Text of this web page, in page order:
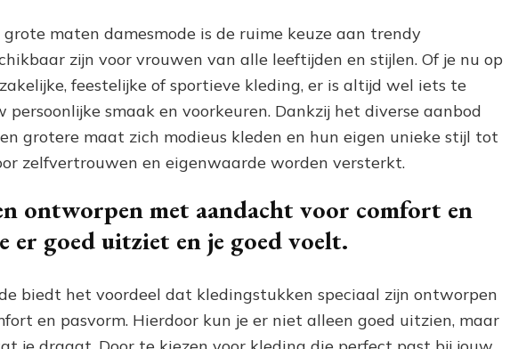
maten damesmode is de ruime keuze aan trendy
zijn voor vrouwen van alle leeftijden en stijlen. Of je nu op
feestelijke of sportieve kleding, er is altijd wel iets te
smaak en voorkeuren. Dankzij het diverse aanbod
grotere maat zich modieus kleden en hun eigen unieke stijl tot
zelfvertrouwen en eigenwaarde worden versterkt.
ontworpen met aandacht voor comfort en
er goed uitziet en je goed voelt.
biedt het voordeel dat kledingstukken speciaal zijn ontworpen
en pasvorm. Hierdoor kun je er niet alleen goed uitzien, maar